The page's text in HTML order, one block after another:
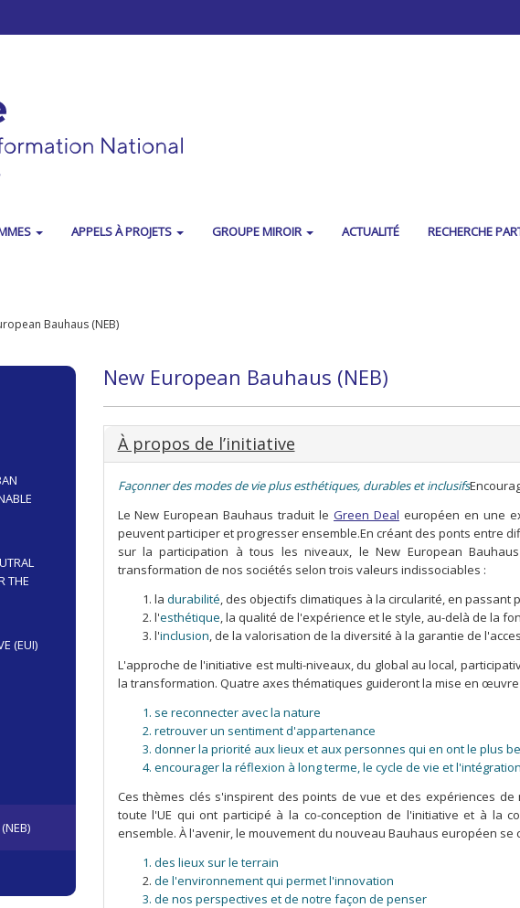
APPELS À PROJETS GROUPE MIROIR ACTUALITÉ RECHERCHE
Bauhaus (NEB)
THE
(EUI)
New European Bauhaus (NEB)
À propos de l’initiative
Façonner des modes de vie plus esthétiques, durables et inclusifs
Le New European Bauhaus traduit leGreen Deal européen en une
peuvent participer et progresser ensemble.En créant des ponts entre
sur la participation à tous les niveaux, le New European
transformation de nos sociétés selon trois valeurs indissociables :
la durabilité, des objectifs climatiques à la circularité, en
l'esthétique, la qualité de l'expérience et le style, au-delà de la
l'inclusion, de la valorisation de la diversité à la garantie de
L'approche de l'initiative est multi-niveaux, du global au local,
la transformation. Quatre axes thématiques guideront la mise en
se reconnecter avec la nature
retrouver un sentiment d'appartenance
donner la priorité aux lieux et aux personnes qui en ont le plus
encourager la réflexion à long terme, le cycle de vie et
Ces thèmes clés s'inspirent des points de vue et des expériences
toute l'UE qui ont participé à la co-conception de l'initiative et à la
ensemble. À l'avenir, le mouvement du nouveau Bauhaus européen
des lieux sur le terrain
de l'environnement qui permet l'innovation
de nos perspectives et de notre façon de penser